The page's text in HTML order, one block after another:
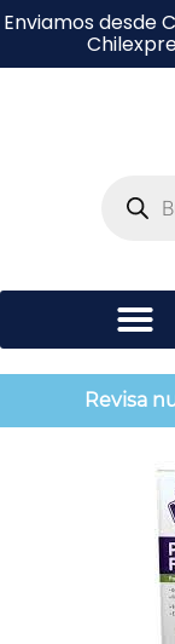
Enviamos desde
Revisa